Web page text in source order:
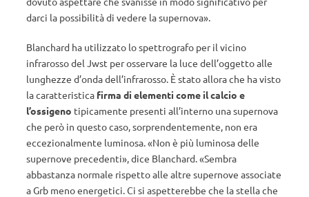
darci la possibilità di vedere la supernova».
Blanchard ha utilizzato lo spettrografo per il vicino
infrarosso del Jwst per osservare la luce dell’oggetto alle
lunghezze d’onda dell’infrarosso. È stato allora che ha visto
la caratteristica firma di elementi come il calcio e
l’ossigeno tipicamente presenti all’interno una supernova
che però in questo caso, sorprendentemente, non era
eccezionalmente luminosa. «Non è più luminosa delle
supernove precedenti», dice Blanchard. «Sembra
abbastanza normale rispetto alle altre supernove associate
a Grb meno energetici. Ci si aspetterebbe che la stella che